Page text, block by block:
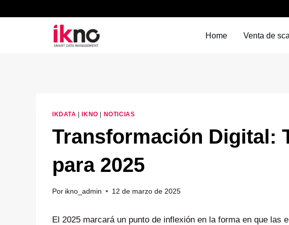
al
Home Venta de
IKDATA IKNO NOTICIAS
Transformación Digital:
para 2025
Por ikno_admin 12 de marzo de 2025
El 2025 marcará un punto de inflexión en la forma en que